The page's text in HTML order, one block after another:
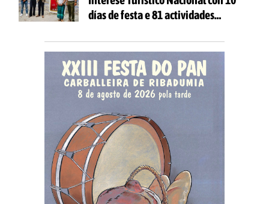
días de festa e 81 actividades